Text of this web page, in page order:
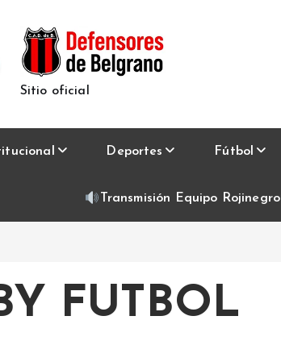
Sitio oficial
Deportes Fútbol
Transmisión Equipo Rojinegro
FUTBOL